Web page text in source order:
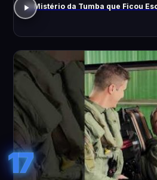
O Mistério da Tumba que Ficou
17